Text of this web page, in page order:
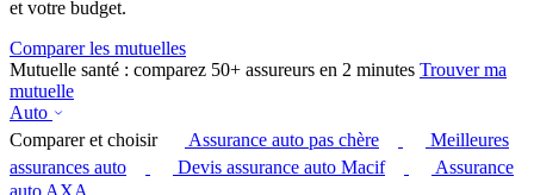
et votre budget.
Comparer les mutuelles
Mutuelle santé : comparez 50+ assureurs en 2 minutes Trouver ma
mutuelle
Auto
Comparer et choisir
Assurance auto pas chère
Meilleures
assurances auto
Devis assurance auto Macif
Assurance
auto AXA